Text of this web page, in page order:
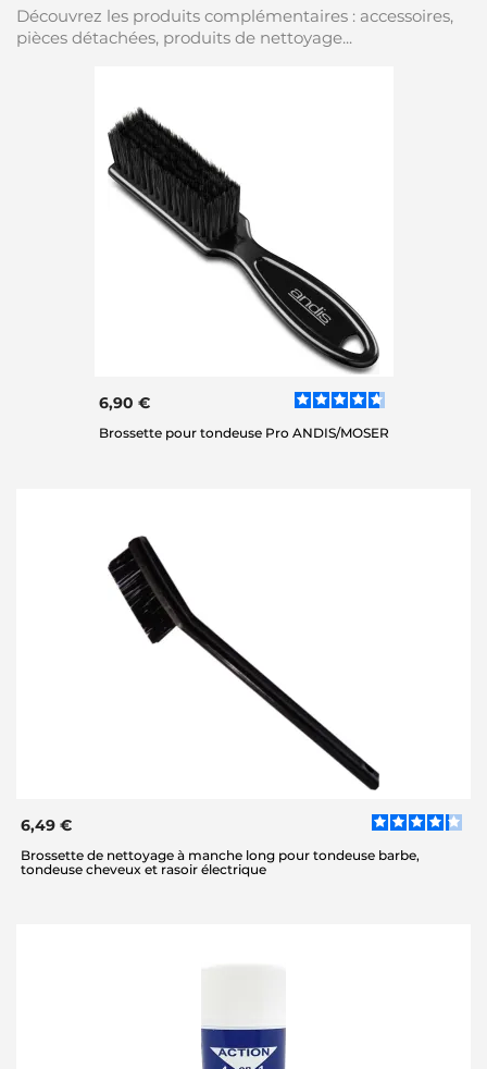
Découvrez les produits complémentaires : accessoires,
pièces détachées, produits de nettoyage...
6,90 €
Brossette pour tondeuse Pro ANDIS/MOSER
6,49 €
Brossette de nettoyage à manche long pour tondeuse barbe,
tondeuse cheveux et rasoir électrique